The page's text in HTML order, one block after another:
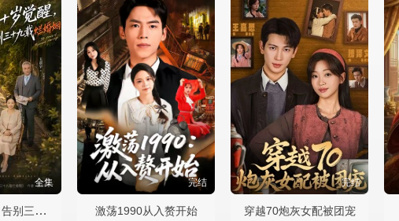
全集
六十岁觉醒，告别三十九载烂婚姻
完结
激荡1990从入赘开始
完结
穿越70炮灰女配被团宠